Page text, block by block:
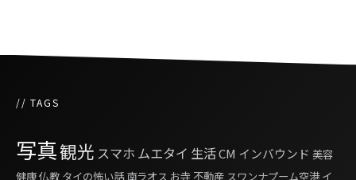
// TAGS
写真観光 スマホ ムエタイ 生活CM インバウンド 美容
健康仏教 タイの怖い話 南ラオス お寺 不動産 スワンナプーム空港 イ